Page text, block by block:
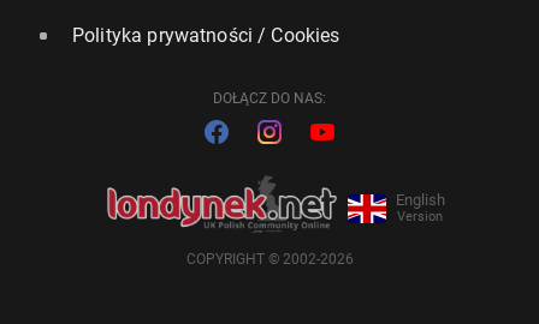
Polityka prywatności / Cookies
DOŁĄCZ DO NAS:
English
Version
COPYRIGHT © 2002-2026